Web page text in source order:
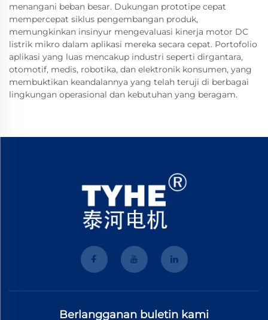
menangani beban besar. Dukungan prototipe cepat
mempercepat siklus pengembangan produk,
memungkinkan insinyur mengevaluasi kinerja motor DC
listrik mikro dalam aplikasi mereka secara cepat. Portofolio
aplikasi yang luas mencakup industri seperti dirgantara,
otomotif, medis, robotika, dan elektronik konsumen, yang
membuktikan keandalannya yang telah teruji di berbagai
lingkungan operasional dan kebutuhan yang beragam.
Berlangganan buletin kami